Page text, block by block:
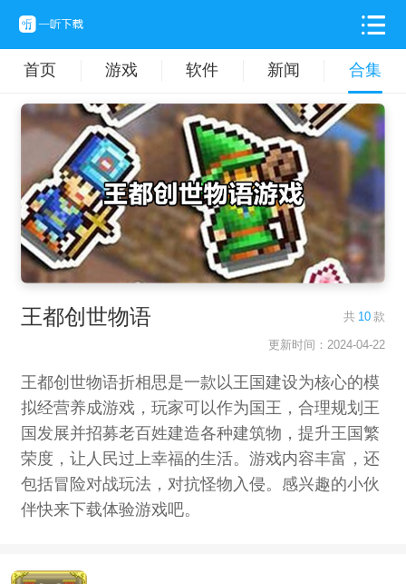
首页 游戏 软件 新闻 合集
王都创世物语 共 10 款
更新时间：2024-04-22
王都创世物语折相思是一款以王国建设为核心的模
拟经营养成游戏，玩家可以作为国王，合理规划王
国发展并招募老百姓建造各种建筑物，提升王国繁
荣度，让人民过上幸福的生活。游戏内容丰富，还
包括冒险对战玩法，对抗怪物入侵。感兴趣的小伙
伴快来下载体验游戏吧。